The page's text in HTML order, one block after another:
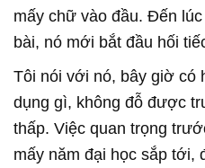
mấy chữ vào đầu. Đến
bài, nó mới bắt đầu hối
Tôi nói với nó, bây giờ có
dụng gì, không đỗ được
thấp. Việc quan trọng
mấy năm đại học sắp tới,